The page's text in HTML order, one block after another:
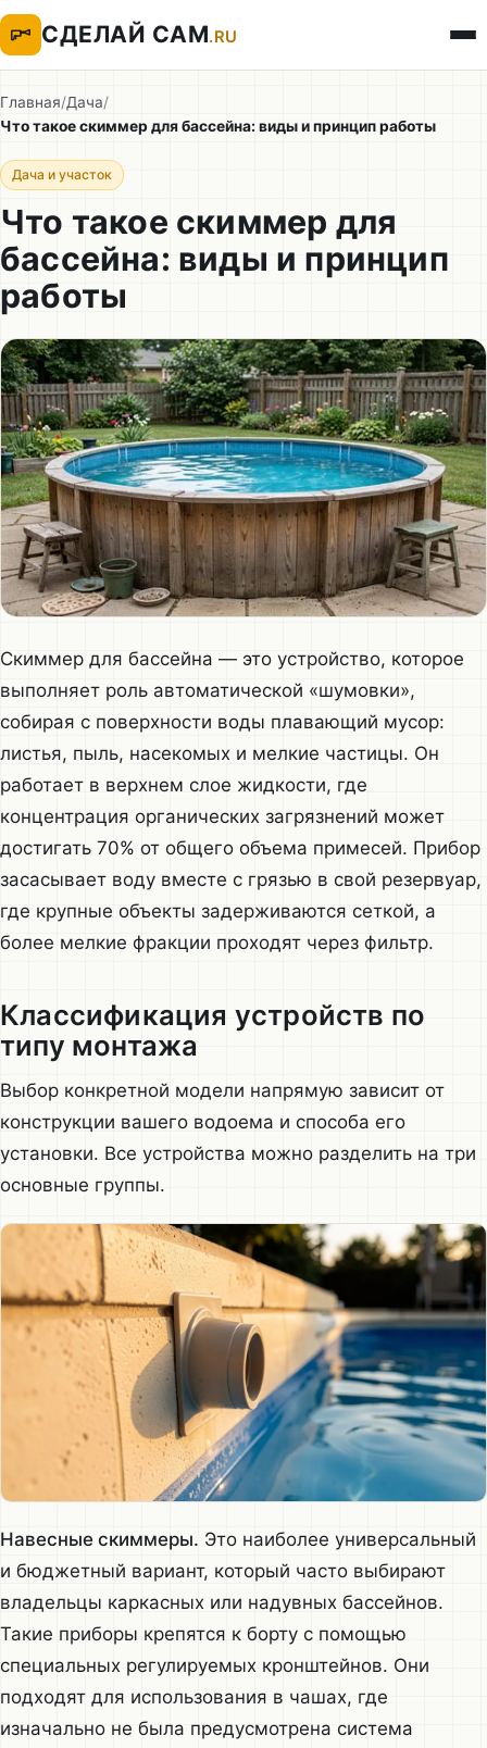
СДЕЛАЙ САМ.RU
Главная/Дача/
Что такое скиммер для бассейна: виды и принцип работы
Дача и участок
Что такое скиммер для
бассейна: виды и принцип
работы
Скиммер для бассейна — это устройство, которое
выполняет роль автоматической «шумовки»,
собирая с поверхности воды плавающий мусор:
листья, пыль, насекомых и мелкие частицы. Он
работает в верхнем слое жидкости, где
концентрация органических загрязнений может
достигать 70% от общего объема примесей. Прибор
засасывает воду вместе с грязью в свой резервуар,
где крупные объекты задерживаются сеткой, а
более мелкие фракции проходят через фильтр.
Классификация устройств по
типу монтажа
Выбор конкретной модели напрямую зависит от
конструкции вашего водоема и способа его
установки. Все устройства можно разделить на три
основные группы.
Навесные скиммеры. Это наиболее универсальный
и бюджетный вариант, который часто выбирают
владельцы каркасных или надувных бассейнов.
Такие приборы крепятся к борту с помощью
специальных регулируемых кронштейнов. Они
подходят для использования в чашах, где
изначально не была предусмотрена система